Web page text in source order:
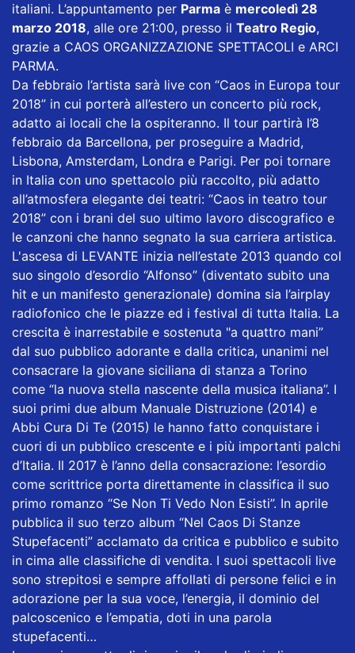
italiani. L’appuntamento per Parma è mercoledì 28
marzo 2018, alle ore 21:00, presso il Teatro Regio,
grazie a CAOS ORGANIZZAZIONE SPETTACOLI e ARCI
PARMA.
Da febbraio l’artista sarà live con “Caos in Europa tour
2018” in cui porterà all’estero un concerto più rock,
adatto ai locali che la ospiteranno. Il tour partirà l’8
febbraio da Barcellona, per proseguire a Madrid,
Lisbona, Amsterdam, Londra e Parigi. Per poi tornare
in Italia con uno spettacolo più raccolto, più adatto
all’atmosfera elegante dei teatri: “Caos in teatro tour
2018” con i brani del suo ultimo lavoro discografico e
le canzoni che hanno segnato la sua carriera artistica.
L'ascesa di LEVANTE inizia nell’estate 2013 quando col
suo singolo d’esordio “Alfonso” (diventato subito una
hit e un manifesto generazionale) domina sia l’airplay
radiofonico che le piazze ed i festival di tutta Italia. La
crescita è inarrestabile e sostenuta "a quattro mani”
dal suo pubblico adorante e dalla critica, unanimi nel
consacrare la giovane siciliana di stanza a Torino
come “la nuova stella nascente della musica italiana”. I
suoi primi due album Manuale Distruzione (2014) e
Abbi Cura Di Te (2015) le hanno fatto conquistare i
cuori di un pubblico crescente e i più importanti palchi
d’Italia. Il 2017 è l’anno della consacrazione: l’esordio
come scrittrice porta direttamente in classifica il suo
primo romanzo “Se Non Ti Vedo Non Esisti”. In aprile
pubblica il suo terzo album “Nel Caos Di Stanze
Stupefacenti” acclamato da critica e pubblico e subito
in cima alle classifiche di vendita. I suoi spettacoli live
sono strepitosi e sempre affollati di persone felici e in
adorazione per la sua voce, l’energia, il dominio del
palcoscenico e l’empatia, doti in una parola
stupefacenti…